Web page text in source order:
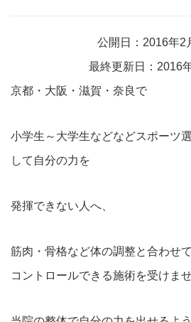
公開日：2016年2
最終更新日：2016
京都・大阪・滋賀・奈良で
小学生～大学生などなどスポーツ
して自分の力を
発揮できない人へ、
筋肉・骨格など体の調整と合わせ
コントロールできる施術を受けま